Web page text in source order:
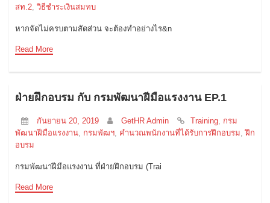
สท.2 วิธีชำระเงินสมทบ
หากจัดไม่ครบตามสัดส่วน จะต้องทำอย่างไร&n
Read More
ฝ่ายฝึกอบรม กับ กรมพัฒนาฝีมือแรงงาน EP.1
กันยายน 20, 2019 GetHR Admin Training กรม
พัฒนาฝีมือแรงงาน กรมพัฒฯ คำนวณพนักงานที่ได้รับการฝึกอบรม ,ฝึก
อบรม
กรมพัฒนาฝีมือแรงงาน ที่ฝ่ายฝึกอบรม (Trai
Read More